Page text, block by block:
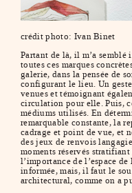
crédit photo: Ivan Binet
Partant de là, il m’a
toutes ces marques
galerie, dans la pensée de
configurant le lieu. Un
venues et témoignant
circulation pour elle. Puis,
médiums utilisés. En
remarquable constante, la
cadrage et point de vue, et
des jeux de renvois
moments réservés
l’importance de l’espace
informée, mais, il faut le
architectural, comme on a